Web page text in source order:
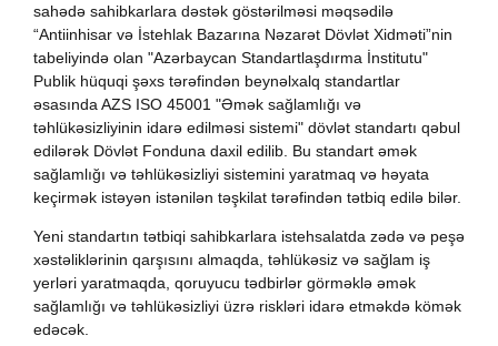
sahədə sahibkarlara dəstək göstərilməsi məqsədilə
“Antiinhisar və İstehlak Bazarına Nəzarət Dövlət Xidməti”nin
tabeliyində olan "Azərbaycan Standartlaşdırma İnstitutu"
Publik hüquqi şəxs tərəfindən beynəlxalq standartlar
əsasında AZS ISO 45001 "Əmək sağlamlığı və
təhlükəsizliyinin idarə edilməsi sistemi" dövlət standartı qəbul
edilərək Dövlət Fonduna daxil edilib. Bu standart əmək
sağlamlığı və təhlükəsizliyi sistemini yaratmaq və həyata
keçirmək istəyən istənilən təşkilat tərəfindən tətbiq edilə bilər.
Yeni standartın tətbiqi sahibkarlara istehsalatda zədə və peşə
xəstəliklərinin qarşısını almaqda, təhlükəsiz və sağlam iş
yerləri yaratmaqda, qoruyucu tədbirlər görməklə əmək
sağlamlığı və təhlükəsizliyi üzrə riskləri idarə etməkdə kömək
edəcək.